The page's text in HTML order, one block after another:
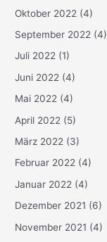
Oktober 2022 (4)
September 2022 (4)
Juli 2022 (1)
Juni 2022 (4)
Mai 2022 (4)
April 2022 (5)
März 2022 (3)
Februar 2022 (4)
Januar 2022 (4)
Dezember 2021 (6)
November 2021 (4)